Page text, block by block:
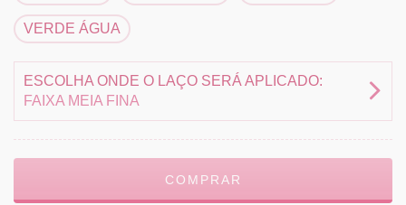
VERDE ÁGUA
ESCOLHA ONDE O LAÇO SERÁ APLICADO:
FAIXA MEIA FINA